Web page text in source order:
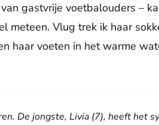
gastvrije voetbalouders –
meteen. Vlug trek ik haar
haar voeten in het warme
De jongste, Livia (7), heeft het